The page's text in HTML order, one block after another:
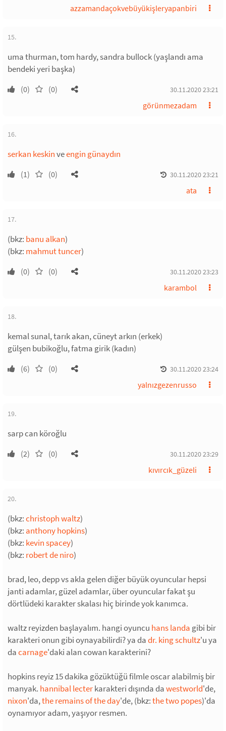
azzamandaçokvebüyükişleryapanbiri
15.
uma thurman, tom hardy, sandra bullock (yaşlandı ama
bendeki yeri başka)
(0) (0) 30.11.2020 23:21
görünmezadam
16.
serkan keskinveengin günaydın
(1) (0) 30.11.2020 23:21
ata
17.
(bkz: banu alkan)
(bkz: mahmut tuncer)
(0) (0) 30.11.2020 23:23
karambol
18.
kemal sunal, tarık akan, cüneyt arkın (erkek)
gülşen bubikoğlu, fatma girik (kadın)
(6) (0) 30.11.2020 23:24
yalnızgezenrusso
19.
sarp can köroğlu
(2) (0) 30.11.2020 23:29
kıvırcık_güzeli
20.
(bkz:christoph waltz)
(bkz: anthony hopkins)
(bkz: kevin spacey)
(bkz: robert de niro)
brad, leo, depp vs akla gelen diğer büyük oyuncular hepsi
janti adamlar, güzel adamlar, über oyuncular fakat şu
dörtlüdeki karakter skalası hiç birinde yok kanımca.
waltz reyizden başlayalım. hangi oyuncu hans landa gibi bir
karakteri onun gibi oynayabilirdi? ya dadr. king schultz'u ya
dacarnage'daki alan cowan karakterini?
hopkins reyiz 15 dakika gözüktüğü filmle oscar alabilmiş bir
manyak. hannibal lecterkarakteri dışında dawestworld'de,
nixon'da,the remains of the day'de, (bkz:the two popes)'da
oynamıyor adam, yaşıyor resmen.